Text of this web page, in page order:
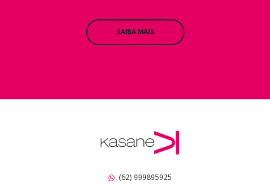
SAIBA MAIS
(62) 999895925